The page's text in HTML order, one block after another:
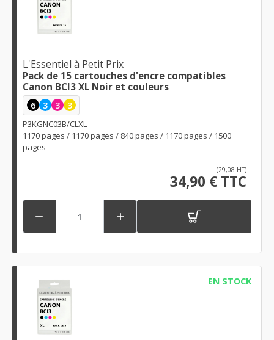
L'Essentiel à Petit Prix
Pack de 15 cartouches d'encre compatibles
Canon BCI3 XL Noir et couleurs
6 3 3 3
P3KGNC03B/CLXL
1170 pages / 1170 pages / 840 pages / 1170 pages / 1500
pages
(29,08 HT)
34,90 € TTC
 
EN STOCK